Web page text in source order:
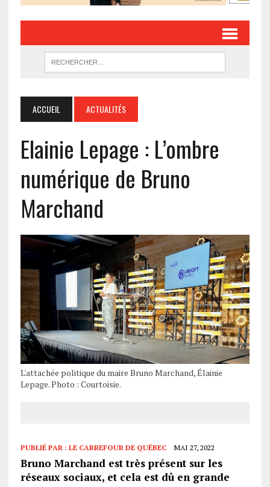
ACCUEIL ACTUALITÉS
Elainie Lepage : L’ombre
numérique de Bruno
Marchand
L'attachée politique du maire Bruno Marchand, Élainie
Lepage. Photo : Courtoisie.
PUBLIÉ PAR : LE CARREFOUR DE QUÉBEC MAI 27, 2022
Bruno Marchand est très présent sur les
réseaux sociaux, et cela est dû en grande